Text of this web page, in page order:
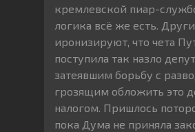
кремлевской пиар-
логика всё же есть.
иронизируют, что чета
поступила так назло
затеявшим борьбу с
грозящим обложить это
налогом. Пришлось
пока Дума не приняла